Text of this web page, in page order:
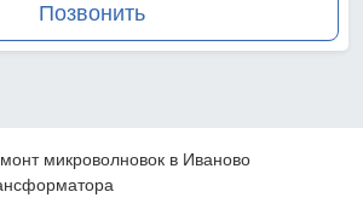
Позвонить
микроволновок в Иваново